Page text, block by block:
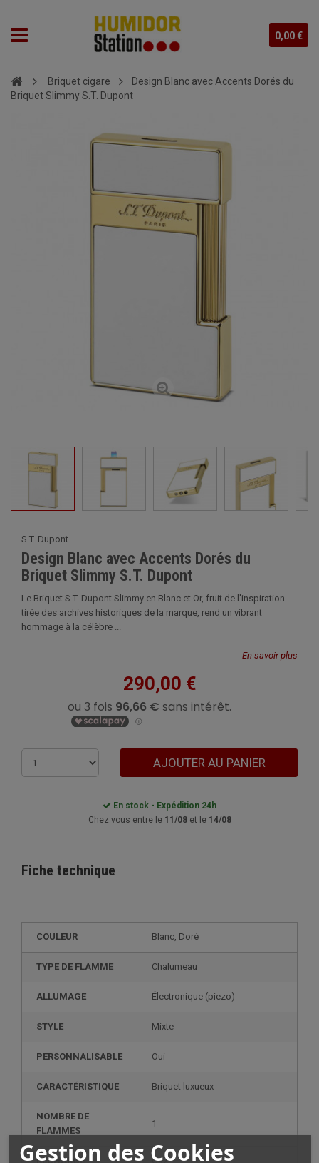
0,00 €
Gestion des Cookies
Briquet cigare
Design Blanc avec Accents Dorés du
Briquet Slimmy S.T. Dupont
S.T. Dupont
Design Blanc avec Accents Dorés du
Briquet Slimmy S.T. Dupont
Le Briquet S.T. Dupont Slimmy en Blanc et Or, fruit de l'inspiration
tirée des archives historiques de la marque, rend un vibrant
hommage à la célèbre ...
En savoir plus
290,00 €
AJOUTER AU PANIER
En stock - Expédition 24h
Chez vous entre le 11/08et le 14/08
Fiche technique
COULEUR Blanc, Doré
TYPE DE FLAMME Chalumeau
ALLUMAGE électronique (piezo)
STYLE mixte
PERSONNALISABLE oui
CARACTÉRISTIQUE briquet luxueux
NOMBRE DE
FLAMMES
1
RECHARGE gaz